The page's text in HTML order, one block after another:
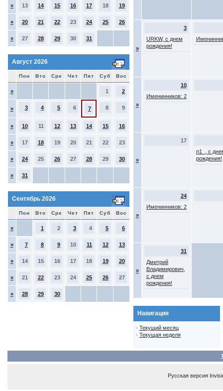
» 13 14 15 16 17 18 19
» 20 21 22 23 24 25 26
» 27 28 29 30 31
Август 2026
Пон Вто Сре Чет Пят Суб Вос
» 1 2
» 3 4 5 6 7 8 9
» 10 11 12 13 14 15 16
» 17 18 19 20 21 22 23
» 24 25 26 27 28 29 30
» 31
Сентябрь 2026
Пон Вто Сре Чет Пят Суб Вос
» 1 2 3 4 5 6
» 7 8 9 10 11 12 13
» 14 15 16 17 18 19 20
» 21 22 23 24 25 26 27
» 28 29 30
»
3
URKW, с днем
рождения!
»
10
Именинников: 2
»
17
n1_, с
рождения!
»
24
Именинников: 2
»
31
Дмитрий
Владимирович,
с днем
рождения!
Навигация
· Текущий месяц
· Текущая неделя
Русская версия